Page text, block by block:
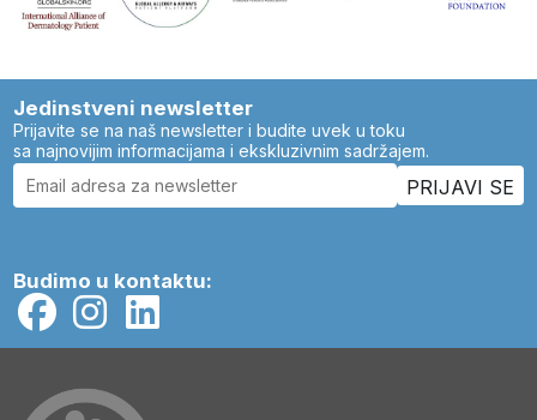
Jedinstveni newsletter
Prijavite se na naš newsletter i budite uvek u toku
sa najnovijim informacijama i ekskluzivnim sadržajem.
Budimo u kontaktu: